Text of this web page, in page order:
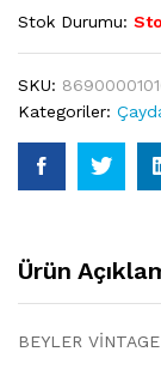
Stok Durumu:
SKU:
Kategoriler:
Ürün
BEYLER